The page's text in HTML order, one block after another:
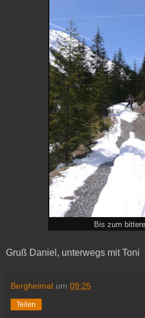
Bis zum
Gruß Daniel, unterwegs mit Toni
Bergheimat um 09:25
Teilen